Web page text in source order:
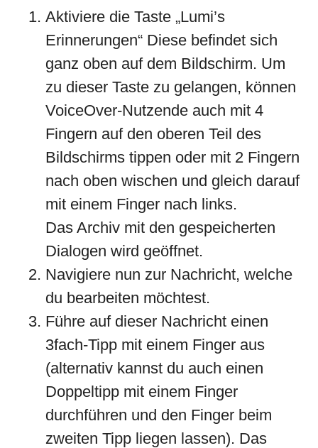
Aktiviere die Taste „Lumi’s
Erinnerungen“ Diese befindet sich
ganz oben auf dem Bildschirm. Um
zu dieser Taste zu gelangen, können
VoiceOver-Nutzende auch mit 4
Fingern auf den oberen Teil des
Bildschirms tippen oder mit 2 Fingern
nach oben wischen und gleich darauf
mit einem Finger nach links.
Das Archiv mit den gespeicherten
Dialogen wird geöffnet.
Navigiere nun zur Nachricht, welche
du bearbeiten möchtest.
Führe auf dieser Nachricht einen
3fach-Tipp mit einem Finger aus
(alternativ kannst du auch einen
Doppeltipp mit einem Finger
durchführen und den Finger beim
zweiten Tipp liegen lassen). Das